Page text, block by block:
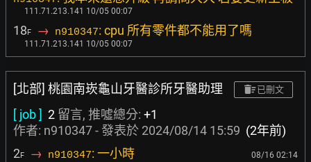
111.71.213.141 10/05 00:07
18F → n910347: cpu 所有零件都不能用了嗎
111.71.213.141 10/05 00:07
[北部] 桃園南崁龜山牙醫診所牙醫助理 已刪文
[ job ] 2 留言, 推噓總分: +1
作者: n910347 - 發表於 2024/08/14 15:59 (2年前)
2F → n910347: 一小時 08/16 02:14